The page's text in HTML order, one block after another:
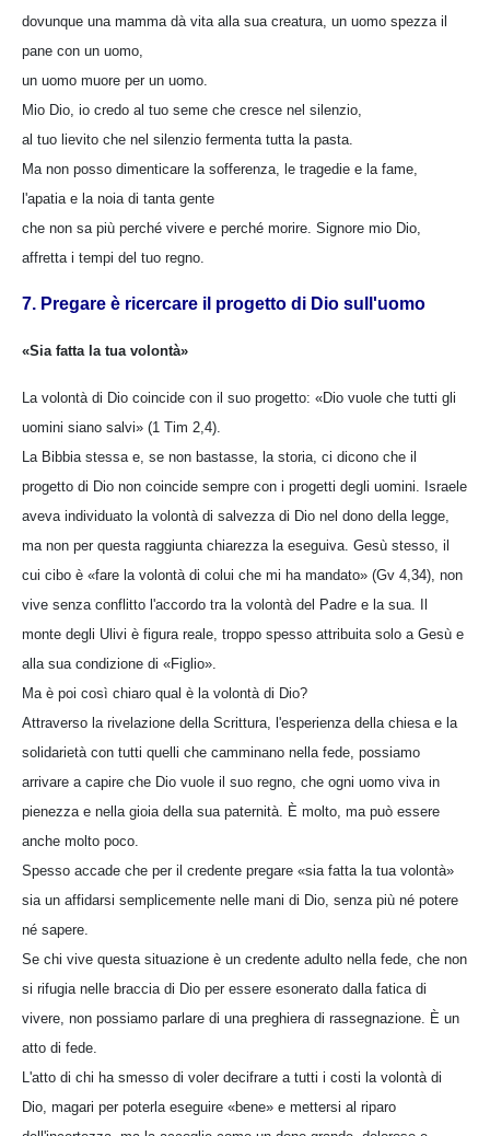
dovunque una mamma dà vita alla sua creatura, un uomo spezza il
pane con un uomo,
un uomo muore per un uomo.
Mio Dio, io credo al tuo seme che cresce nel silenzio,
al tuo lievito che nel silenzio fermenta tutta la pasta.
Ma non posso dimenticare la sofferenza, le tragedie e la fame,
l'apatia e la noia di tanta gente
che non sa più perché vivere e perché morire. Signore mio Dio,
affretta i tempi del tuo regno.
7. Pregare è ricercare il progetto di Dio sull'uomo
«Sia fatta la tua volontà»
La volontà di Dio coincide con il suo progetto: «Dio vuole che tutti gli
uomini siano salvi» (1 Tim 2,4).
La Bibbia stessa e, se non bastasse, la storia, ci dicono che il
progetto di Dio non coincide sempre con i progetti degli uomini. Israele
aveva individuato la volontà di salvezza di Dio nel dono della legge,
ma non per questa raggiunta chiarezza la eseguiva. Gesù stesso, il
cui cibo è «fare la volontà di colui che mi ha mandato» (Gv 4,34), non
vive senza conflitto l'accordo tra la volontà del Padre e la sua. Il
monte degli Ulivi è figura reale, troppo spesso attribuita solo a Gesù e
alla sua condizione di «Figlio».
Ma è poi così chiaro qual è la volontà di Dio?
Attraverso la rivelazione della Scrittura, l'esperienza della chiesa e la
solidarietà con tutti quelli che camminano nella fede, possiamo
arrivare a capire che Dio vuole il suo regno, che ogni uomo viva in
pienezza e nella gioia della sua paternità. È molto, ma può essere
anche molto poco.
Spesso accade che per il credente pregare «sia fatta la tua volontà»
sia un affidarsi semplicemente nelle mani di Dio, senza più né potere
né sapere.
Se chi vive questa situazione è un credente adulto nella fede, che non
si rifugia nelle braccia di Dio per essere esonerato dalla fatica di
vivere, non possiamo parlare di una preghiera di rassegnazione. È un
atto di fede.
L'atto di chi ha smesso di voler decifrare a tutti i costi la volontà di
Dio, magari per poterla eseguire «bene» e mettersi al riparo